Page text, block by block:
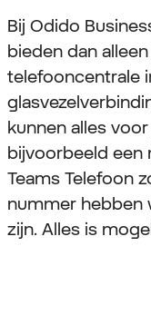
Bij Odido
bieden dan
telefooncentrale
kunnen alles
bijvoorbeeld
Teams Telefoon
nummer hebben
zijn. Alles is